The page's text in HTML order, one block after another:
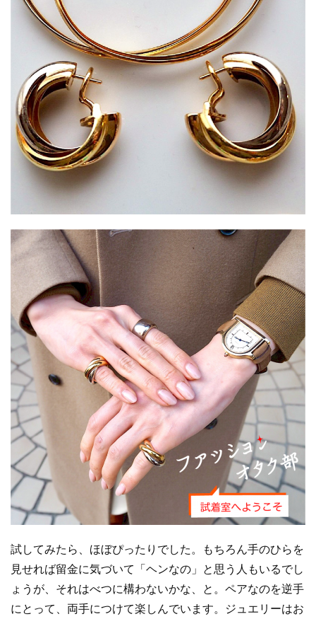
試してみたら、ほぼぴったりでした。もちろん手のひらを
見せれば留金に気づいて「ヘンなの」と思う人もいるでし
ょうが、それはべつに構わないかな、と。ペアなのを逆手
にとって、両手につけて楽しんでいます。ジュエリーはお